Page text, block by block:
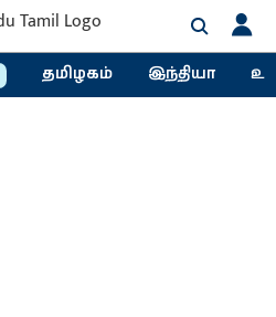
தமிழகம் இந்தியா